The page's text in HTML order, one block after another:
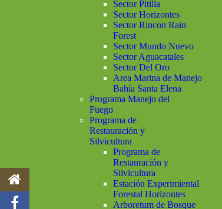
Sector Pitilla
Sector Horizontes
Sector Rincon Rain
Forest
Sector Mundo Nuevo
Sector Aguacatales
Sector Del Oro
Area Marina de Manejo
Bahía Santa Elena
Programa Manejo del
Fuego
Programa de
Restauración y
Silvicultura
Programa de
Restauración y
Silvicultura
Estación Experimiental
Forestal Horizontes
Arboretum de Bosque